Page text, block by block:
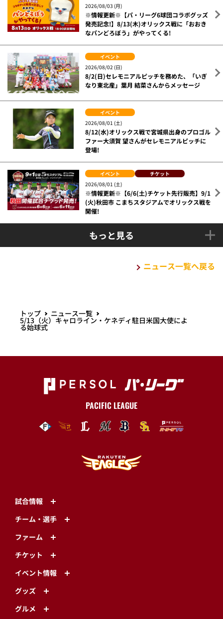
2026/08/03 (月)
※情報更新※【パ・リーグ6球団コラボグッズ
発売記念!】8/13(木)オリックス戦に「おおき
なパンどろぼう」がやってくる!
イベント
2026/08/02 (日)
8/2(日)セレモニアルピッチを務めた、「いぎ
なり東北産」葉月 結菜さんからメッセージ
イベント
2026/08/01 (土)
8/12(水)オリックス戦で宮城県出身のプロゴル
ファー大須賀 望さんがセレモニアルピッチに
登場!
イベント
チケット
2026/08/01 (土)
※情報更新※【6/6(土)チケット先行販売】9/1
(火)秋田市 こまちスタジアムでオリックス戦を
開催!
もっと見る
ニュース一覧へ戻る
トップ ニュース一覧
5/13（火）キャロライン・ケネディ駐日米国大使によ
る始球式
PACIFIC LEAGUE
試合情報
チーム・選手
ファーム
チケット
イベント情報
グッズ
グルメ